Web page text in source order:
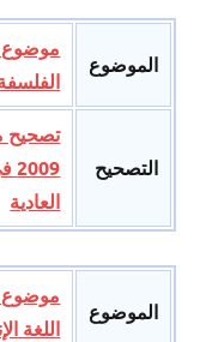
الموضوع
التصحيح
تصحيح
العادية
الموضوع
اللغة